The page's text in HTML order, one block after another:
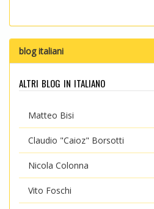
blog italiani
altri blog in italiano
Matteo Bisi
Claudio "Caioz" Borsotti
Nicola Colonna
Vito Foschi